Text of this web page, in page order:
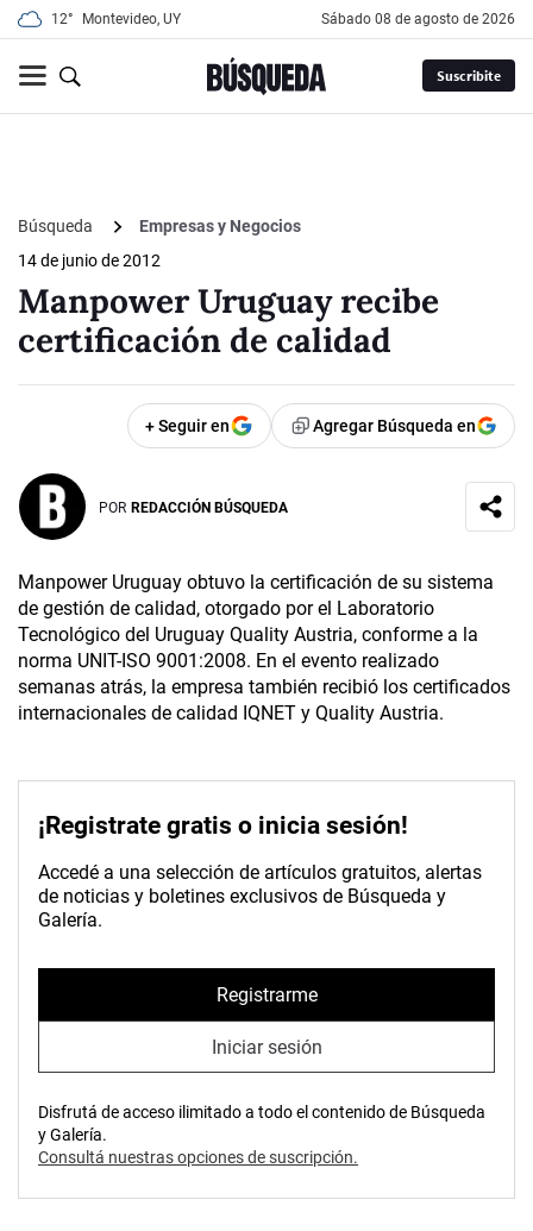
12° Montevideo, UY sábado 08 de agosto de 2026
Suscribite
Búsqueda
Empresas y Negocios
14 de junio de 2012
Manpower Uruguay recibe
certificación de calidad
+ Seguir en Agregar Búsqueda en
POR REDACCIÓN BÚSQUEDA
Manpower Uruguay obtuvo la certificación de su sistema
de gestión de calidad, otorgado por el Laboratorio
Tecnológico del Uruguay Quality Austria, conforme a la
norma UNIT-ISO 9001:2008. En el evento realizado
semanas atrás, la empresa también recibió los certificados
internacionales de calidad IQNET y Quality Austria.
¡Registrate gratis o inicia sesión!
Accedé a una selección de artículos gratuitos, alertas
de noticias y boletines exclusivos de Búsqueda y
Galería.
Registrarme
Iniciar sesión
Disfrutá de acceso ilimitado a todo el contenido de Búsqueda
y Galería.
Consultá nuestras opciones de suscripción.